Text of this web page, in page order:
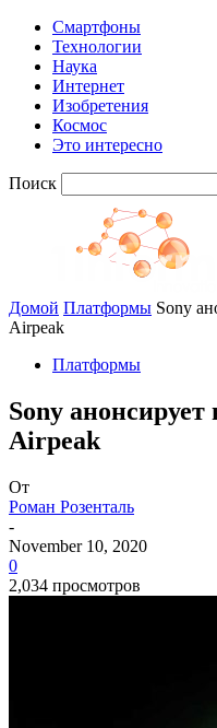
Смартфоны
Технологии
Наука
Интернет
Изобретения
Космос
Это интересно
Поиск
Домой Платформы Sony
Airpeak
Платформы
Sony
Airpeak
От
Роман Розенталь
-
November 10, 2020
0
2,034 просмотров